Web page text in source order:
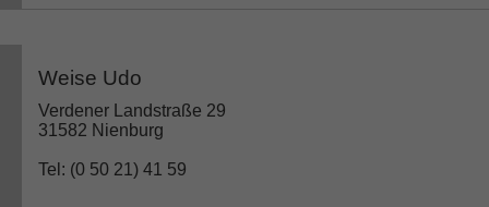
Weise Udo
Verdener Landstraße 29
31582 Nienburg
Tel: (0 50 21) 41 59